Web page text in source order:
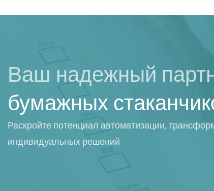
Ваш надежный
бумажных
Раскройте потенциал автоматизации,
индивидуальных решений